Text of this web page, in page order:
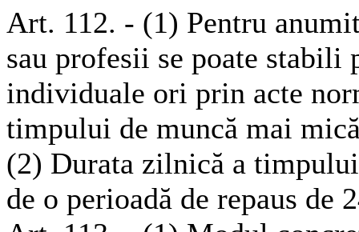
Art. 112. - (1) Pentru
sau profesii se poate
individuale ori prin acte
timpului de muncă mai
(2) Durata zilnică a
de o perioadă de repaus de